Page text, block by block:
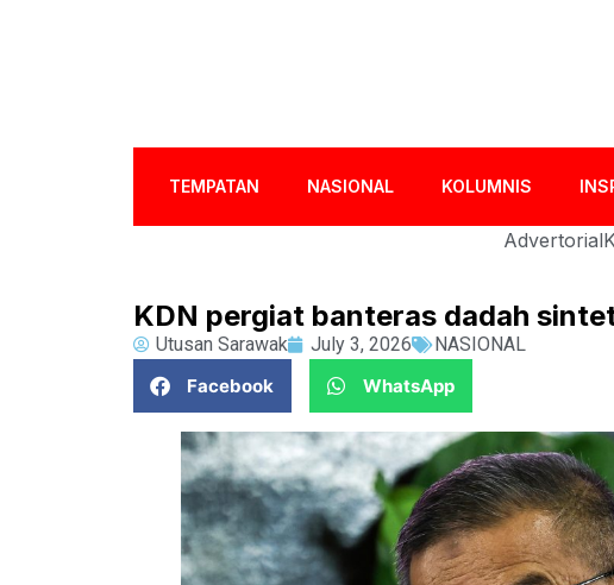
TEMPATAN NASIONAL KOLUMNIS
Advertorial
KDN pergiat banteras dadah
Utusan Sarawak July 3, 2026
NASIONAL
Facebook
WhatsApp